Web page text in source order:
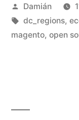
Publicado
por
Damián
Etiquetas:
dc_regions,
magento, open